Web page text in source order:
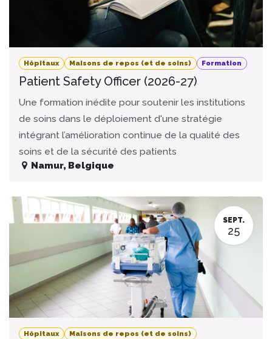
Hôpitaux Maisons de repos (et de soins) Formation
Patient Safety Officer (2026-27)
Une formation inédite pour soutenir les institutions
de soins dans le déploiement d'une stratégie
intégrant l’amélioration continue de la qualité des
soins et de la sécurité des patients
Namur, Belgique
SEPT.
25
Hôpitaux
Maisons de repos (et de soins)